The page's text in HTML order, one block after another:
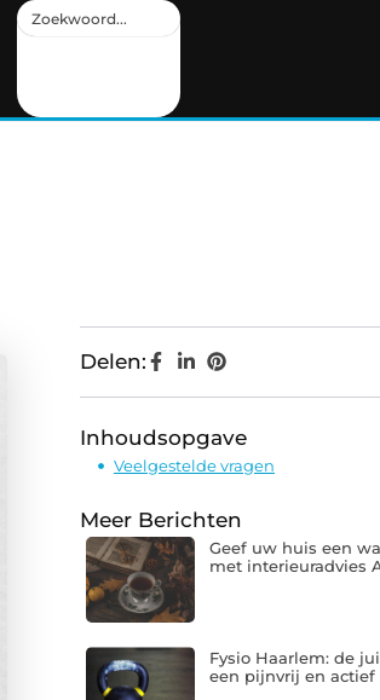
Delen:
Inhoudsopgave
Veelgestelde vragen
Meer Berichten
Geef uw huis een
met interieuradvies
Fysio Haarlem: de
een pijnvrij en actief